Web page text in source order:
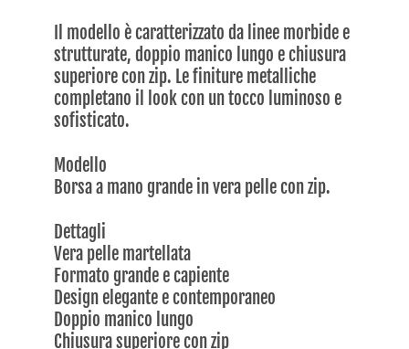
Il modello è caratterizzato da linee morbide e
strutturate, doppio manico lungo e chiusura
superiore con zip. Le finiture metalliche
completano il look con un tocco luminoso e
sofisticato.
Modello
Borsa a mano grande in vera pelle con zip.
Dettagli
Vera pelle martellata
Formato grande e capiente
Design elegante e contemporaneo
Doppio manico lungo
Chiusura superiore con zip